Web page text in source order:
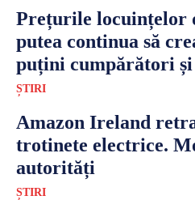
Prețurile locuințelor
putea continua să
puțini cumpărători
ȘTIRI
Amazon Ireland
trotinete electrice.
autorități
ȘTIRI